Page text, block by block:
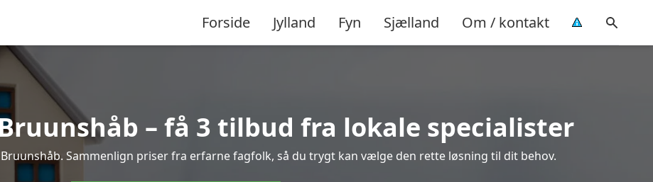
Forside Jylland Fyn Sjælland Om / kontakt
– få 3 tilbud fra lokale specialister
Sammenlign priser fra erfarne fagfolk, så du trygt kan vælge den rette løsning til dit behov.